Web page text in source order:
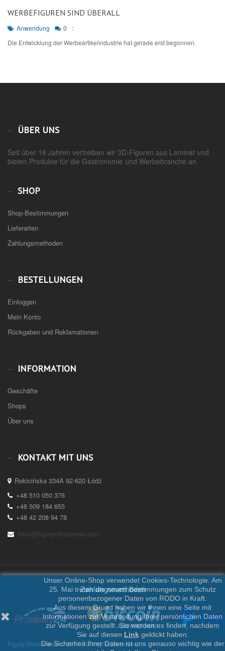
Unser Online-Shop verwendet Cookies-Technologie. Am
25. Mai treten die neuen Bestimmungen zum Schutz
personenbezogener Daten von RODO in Kraft.
Aus diesem Grund haben wir Ihnen eine Seite mit
Informationen zur Verarbeitung Ihrer persönlichen Daten
zur Verfügung gestellt. Sie werden es finden, nachdem
Sie auf diesen Linkgeklickt haben.
Die Sicherheit Ihrer Daten ist uns genauso wichtig wie der
WERBEFIGUREN SIND ÜBERALL
Anwendung 0
:
Die Entwicklung der Werbeartikelindustrie hat gerade erst begonnen.
ÜBER UNS
Seit über 18 Jahren vertreiben wir 3D-Figuren aus Laminat und
bieten Produkte für die Gastronomie und Werbebranche an.
SHOP
Shop-Bestimmungen
Lieferarten
Zahlungsmethoden
BESTELLUNGEN
Einloggen
Mein Konto
Rückgaben und Reklamationen
INFORMATION
Geschäfte
Shops
Über uns
KONTAKT MIT UNS
Rokicińska 334A 92-620 Łódź
+48 510 050 376
+48 509 184 655
+48 42 208 94 78
biuro@figuryreklamowe.com
Zahlungsmethoden
Figury Reklamowe © 2017. All Rights Reserved.